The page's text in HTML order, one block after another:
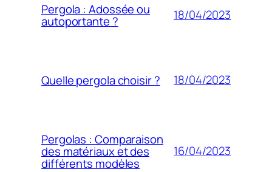
Pergola : Adossée ou
autoportante ? 18/04/2023
Quelle pergola choisir ? 18/04/2023
Pergolas : Comparaison
des matériaux et des
différents modèles
16/04/2023